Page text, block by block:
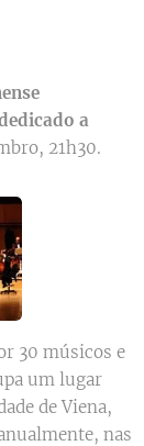
a
21h30.
30 músicos e
um lugar
de Viena,
nas